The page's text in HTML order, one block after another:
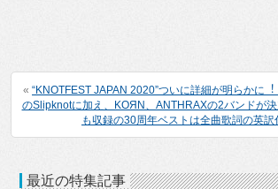
« “KNOTFEST JAPAN 2020”ついに詳細が明らかに
のSlipknotに加え、KOЯN、ANTHRAXの2バンドが決
も収録の30周年ベストは全曲歌詞の英訳
最近の特集記事